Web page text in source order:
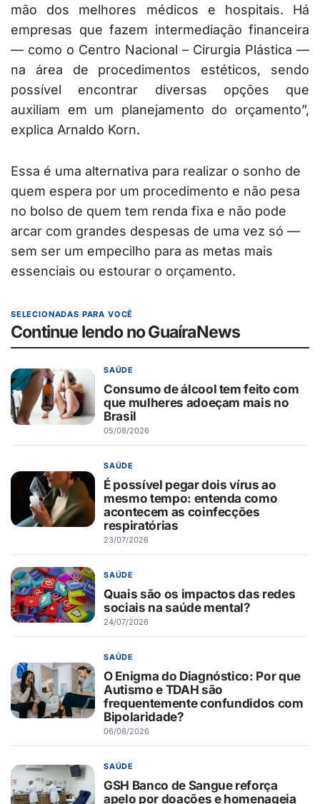
mão dos melhores médicos e hospitais. Há
empresas que fazem intermediação financeira
— como o Centro Nacional – Cirurgia Plástica —
na área de procedimentos estéticos, sendo
possível encontrar diversas opções que
auxiliam em um planejamento do orçamento”,
explica Arnaldo Korn.
Essa é uma alternativa para realizar o sonho de
quem espera por um procedimento e não pesa
no bolso de quem tem renda fixa e não pode
arcar com grandes despesas de uma vez só —
sem ser um empecilho para as metas mais
essenciais ou estourar o orçamento.
SELECIONADAS PARA VOCÊ
Continue lendo no GuaíraNews
SAÚDE
Consumo de álcool tem feito com
que mulheres adoeçam mais no
Brasil
05/08/2026
SAÚDE
É possível pegar dois vírus ao
mesmo tempo: entenda como
acontecem as coinfecções
respiratórias
23/07/2026
SAÚDE
Quais são os impactos das redes
sociais na saúde mental?
24/07/2026
SAÚDE
O Enigma do Diagnóstico: Por que
Autismo e TDAH são
frequentemente confundidos com
Bipolaridade?
06/08/2026
SAÚDE
GSH Banco de Sangue reforça
apelo por doações e homenageia